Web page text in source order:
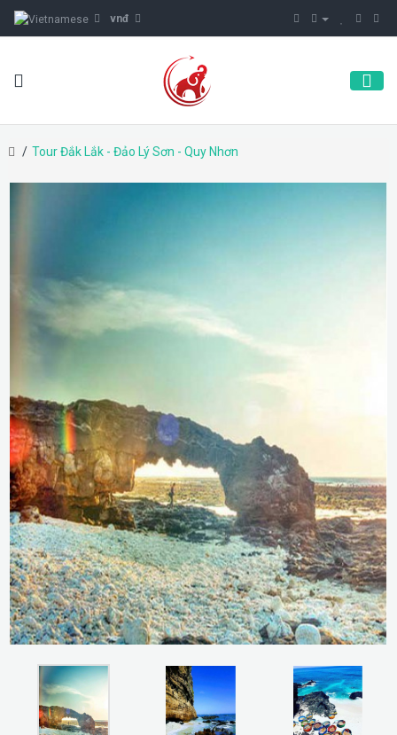
vnđ
Tour Đắk Lắk - Đảo Lý Sơn - Quy Nhơn